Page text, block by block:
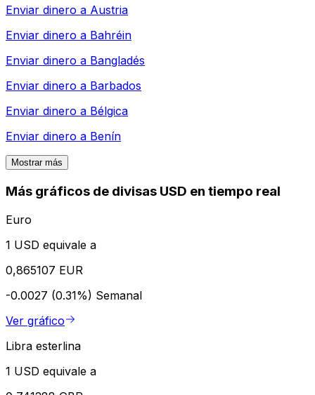
Enviar dinero a Austria
Enviar dinero a Bahréin
Enviar dinero a Bangladés
Enviar dinero a Barbados
Enviar dinero a Bélgica
Enviar dinero a Benín
Mostrar más
Más gráficos de divisas USD en tiempo real
Euro
1 USD equivale a
0,865107 EUR
-0.0027 (0.31%) Semanal
Ver gráfico
Libra esterlina
1 USD equivale a